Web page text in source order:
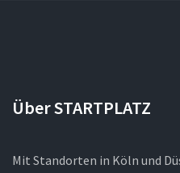
Über STARTPLATZ
Mit Standorten in Köln und